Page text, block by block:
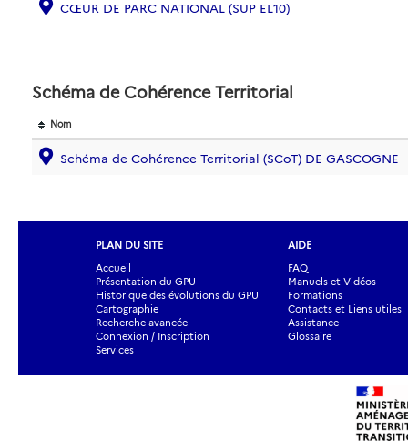
CŒUR DE PARC NATIONAL (SUP EL10)
Schéma de Cohérence Territorial
Nom
Schéma de Cohérence Territorial (SCoT) DE GASCOGNE
PLAN DU SITE
Accueil
Présentation du GPU
Historique des évolutions du GPU
Cartographie
Recherche avancée
Connexion / Inscription
Services
AIDE
FAQ
Manuels et Vidéos
Formations
Contacts et Liens utiles
Assistance
Glossaire